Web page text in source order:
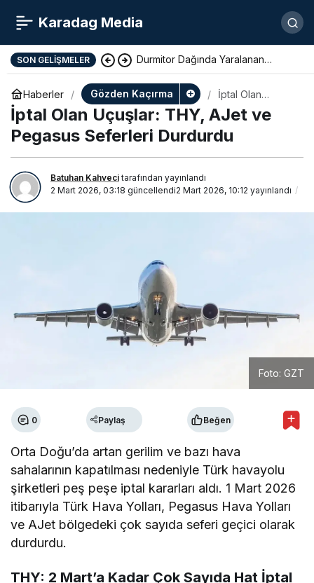
Karadag Media
SON GELIŞMELER Durmitor Dağında Yaralanan
Yunan Turist Başarıyla Kurtarıldı
Haberler Gözden Kaçırma
İptal Olan
Uçuşlar: THY,
AJet ve Pegasus
Seferleri
Durdurdu
İptal Olan Uçuşlar: THY, AJet ve
Pegasus Seferleri Durdurdu
Batuhan Kahvecitarafından yayınlandı
2 Mart 2026, 10:12 yayınlandı
2 Mart 2026, 03:18 güncellendi
Foto: GZT
0 Paylaş Beğen
Orta Doğu’da artan gerilim ve bazı hava
sahalarının kapatılması nedeniyle Türk havayolu
şirketleri peş peşe iptal kararları aldı. 1 Mart 2026
itibarıyla Türk Hava Yolları, Pegasus Hava Yolları
ve AJet bölgedeki çok sayıda seferi geçici olarak
durdurdu.
THY: 2 Mart’a Kadar Çok Sayıda Hat İptal